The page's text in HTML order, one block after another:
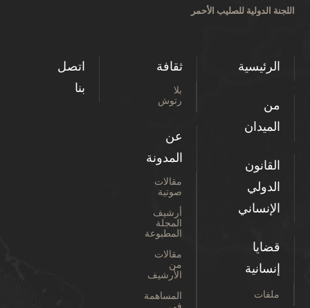
اللجنة الدولية للصليب الأحمر
الرئيسية
من
الميدان
القانون
الدولي
الإنساني
قضايا
إنسانية
ملفات
ثقافة
بلا
رتوش
عن
المدونة
مقالات
صوتية
أرشيف
المجلة
المطبوعة
مقالات
من
الأرشيف
المساهمة
اتصل
بنا